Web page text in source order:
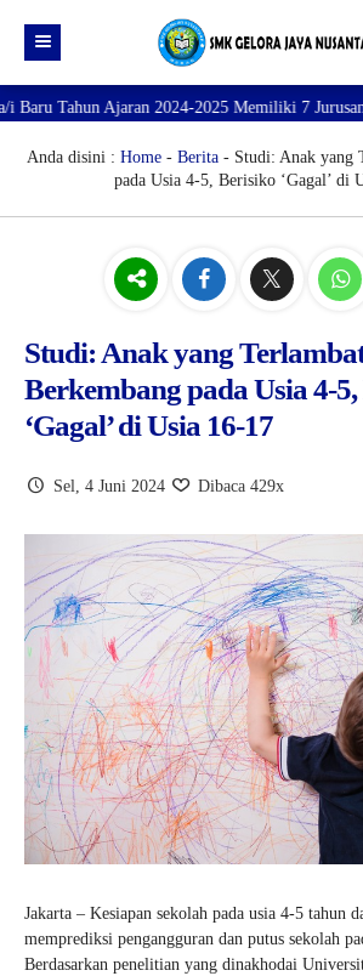
Beranda
Profil
SARANA PRASARANA
DATA GURU
Ajaran 2024-2025 Memiliki 7 Jurusan
Anda disini : Home- Berita- Studi: Anak yang
pada Usia 4-5, Berisiko ‘Gagal’ di
Studi: Anak yang
Berkembang pada Usia 4-
‘Gagal’ di Usia 16-17
Sel, 4 Juni 2024 Dibaca 429x
Jakarta – Kesiapan sekolah pada usia 4-5 tahun
memprediksi pengangguran dan putus sekolah
Berdasarkan penelitian yang dinakhodai